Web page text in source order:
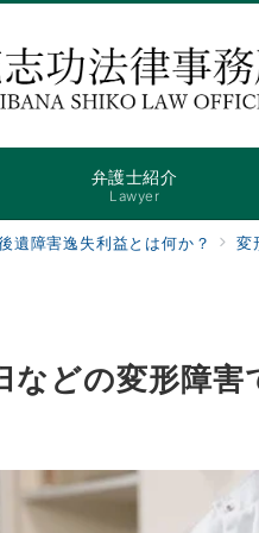
弁護士紹介
Lawyer
遺障害逸失利益とは何か？ 変
などの変形障